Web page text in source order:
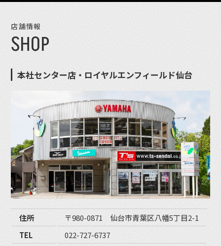
店舗情報
SHOP
本社センター店・ロイヤルエンフィールド仙台
住所
〒980-0871 仙台市青葉区八幡5丁目2-1
TEL
022-727-6737